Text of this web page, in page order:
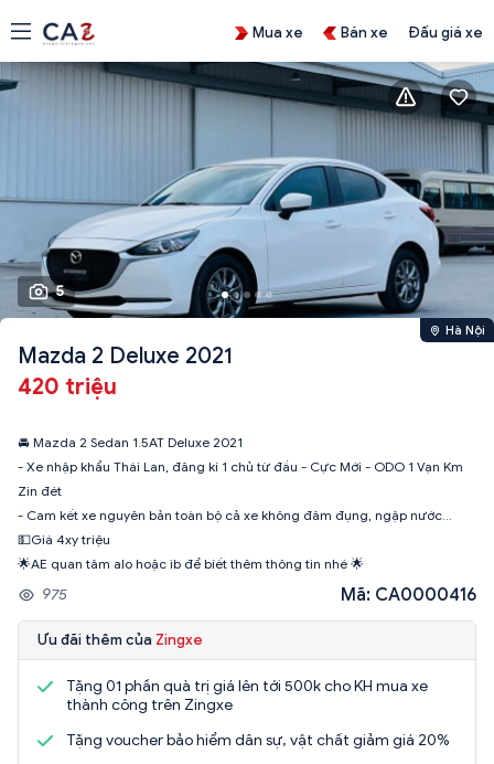
Mua xe Bán xe Đấu giá xe
5
Hà Nội
Mazda 2 Deluxe 2021
420 triệu
🚘 Mazda 2 Sedan 1.5AT Deluxe 2021
- Xe nhập khẩu Thái Lan, đăng kí 1 chủ từ đầu - Cực Mới - ODO 1 Vạn Km
Zin đét
- Cam kết xe nguyên bản toàn bộ cả xe không đâm đụng, ngập nước…
💵Giá 4xy triệu
🌟AE quan tâm alo hoặc ib để biết thêm thông tin nhé 🌟
975 Mã: CA0000416
Ưu đãi thêm của Zingxe
Tặng 01 phần quà trị giá lên tới 500k cho KH mua xe
thành công trên Zingxe
Tặng voucher bảo hiểm dân sự, vật chất giảm giá 20%